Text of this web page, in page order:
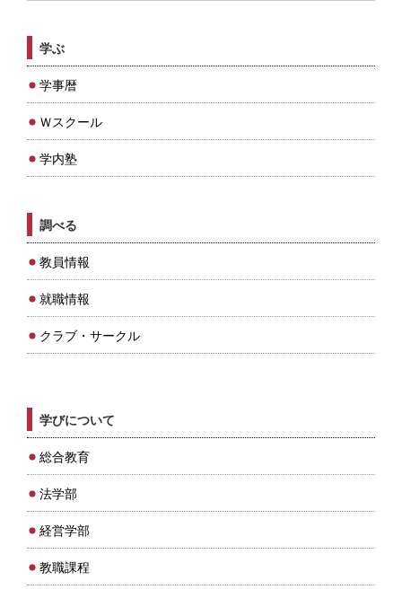
学ぶ
学事暦
Ｗスクール
学内塾
調べる
教員情報
就職情報
クラブ・サークル
学びについて
総合教育
法学部
経営学部
教職課程